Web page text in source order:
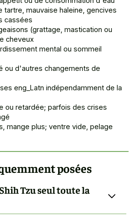
tartre, mauvaise haleine, gencives
cassées
(grattage, mastication ou
cheveux
mental ou sommeil
ou d'autres changements de
eng_Latn indépendamment de la
ou retardée; parfois des crises
mange plus; ventre vide, pelage
posées
Tzu seul toute la